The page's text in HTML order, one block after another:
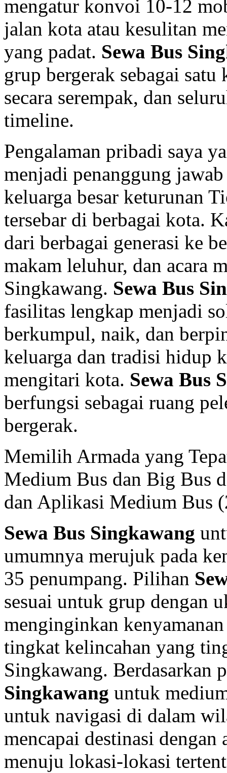
mengatur konvoi 10-12
jalan kota atau kesulitan
yang padat. Sewa Bus
grup bergerak sebagai
secara serempak, dan
timeline.
Pengalaman pribadi saya
menjadi penanggung
keluarga besar keturunan
tersebar di berbagai kota.
dari berbagai generasi ke
makam leluhur, dan acara
Singkawang. Sewa Bus
fasilitas lengkap menjadi
berkumpul, naik, dan
keluarga dan tradisi hidup
mengitari kota. Sewa Bus
berfungsi sebagai ruang
bergerak.
Memilih Armada yang
Medium Bus dan Big Bus
dan Aplikasi Medium Bus
Sewa Bus Singkawang
umumnya merujuk pada
35 penumpang. Pilihan
sesuai untuk grup dengan
menginginkan
tingkat kelincahan yang
Singkawang. Berdasarkan
Singkawang untuk
untuk navigasi di dalam
mencapai destinasi
menuju lokasi-lokasi